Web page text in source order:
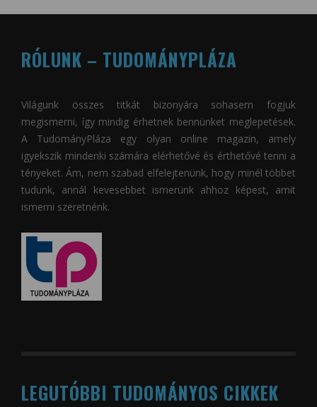
RÓLUNK – TUDOMÁNYPLÁZA
Világunk összes titkát bizonyára sohasem fogjuk
megismerni, így mindig érhetnek bennünket meglepetések.
A TudományPláza egy olyan online magazin, amely
igyekszik mindenki számára elérhetővé és érthetővé tenni a
tényeket. Ám, nem szabad elfelejtenünk, hogy minél többet
tudunk, annál kevesebbet ismerünk ahhoz képest, amit
ismerni szeretnénk.
LEGUTÓBBI TUDOMÁNYOS CIKKEK